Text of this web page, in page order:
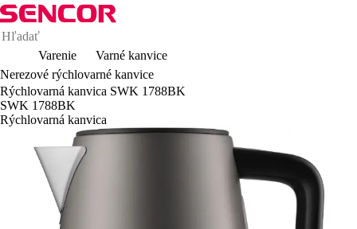
Varenie
Varné kanvice
Nerezové rýchlovarné kanvice
Rýchlovarná kanvica SWK 1788BK
SWK 1788BK
Rýchlovarná kanvica